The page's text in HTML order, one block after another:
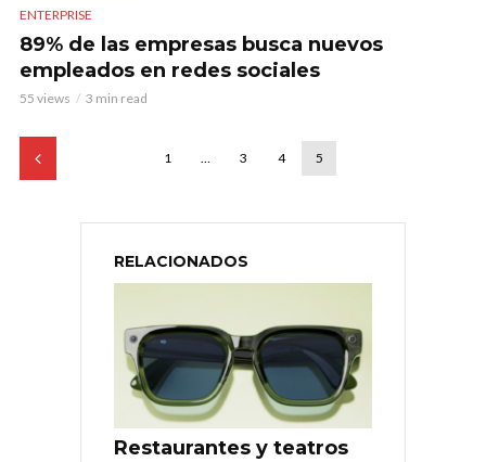
ENTERPRISE
89% de las empresas busca nuevos
empleados en redes sociales
55 views 3 min read
1 … 3 4 5
RELACIONADOS
Restaurantes y teatros